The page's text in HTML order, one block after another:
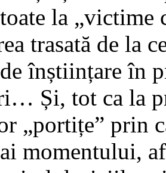
la
trasată de la
înștiințare în
Și, tot ca la
„portițe” prin
momentului,